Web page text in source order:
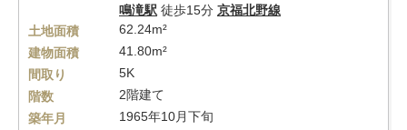
鳴滝駅 徒歩15分 京福北野線
土地面積
62.24m²
建物面積
41.80m²
間取り
5K
階数
2階建て
築年月
1965年10月下旬